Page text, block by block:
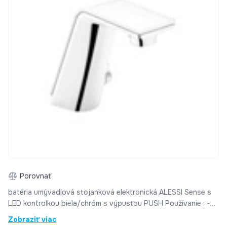
Porovnať
batéria umývadlová stojanková elektronická ALESSI Sense s
LED kontrolkou biela/chróm s výpusťou PUSH Používanie : -
batéria sa otvára jemným stlačením jej hornej časti, po ktorom
Zobraziť viac